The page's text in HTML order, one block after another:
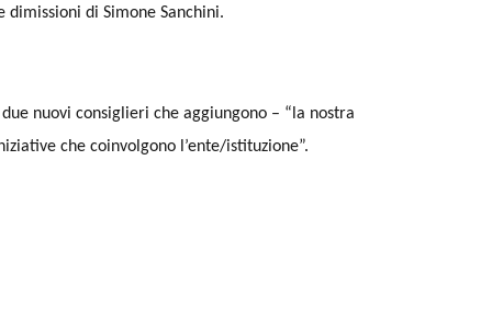
dimissioni di Simone Sanchini.
nuovi consiglieri che aggiungono – “la nostra
che coinvolgono l’ente/istituzione”.